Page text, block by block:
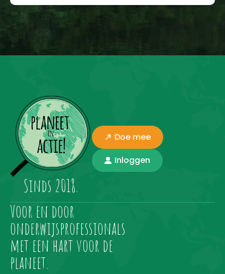
Sinds 2018.
Doe mee
Inloggen
Voor en door
onderwijsprofessionals
met een hart voor de
planeet.